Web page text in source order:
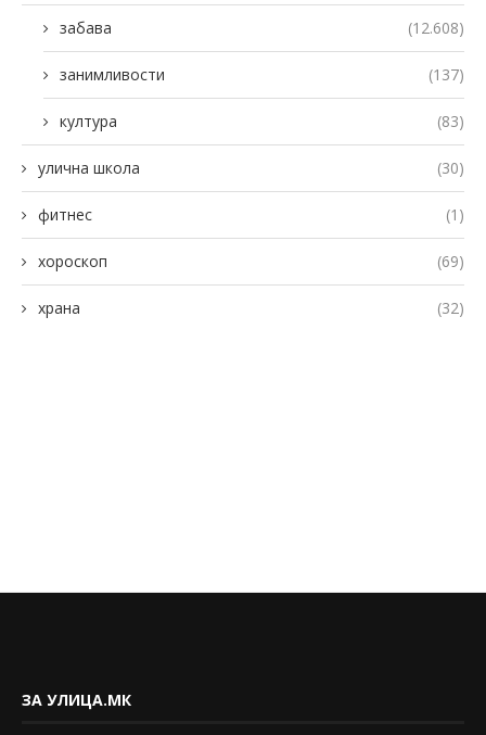
забава (12.608)
занимливости (137)
култура (83)
улична школа (30)
фитнес (1)
хороскоп (69)
храна (32)
ЗА УЛИЦА.МК